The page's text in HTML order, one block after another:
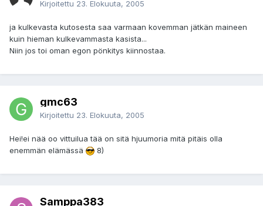
Kirjoitettu 23. Elokuuta, 2005
ja kulkevasta kutosesta saa varmaan kovemman jätkän maineen
kuin hieman kulkevammasta kasista...
Niin jos toi oman egon pönkitys kiinnostaa.
gmc63
Kirjoitettu 23. Elokuuta, 2005
Hei!ei nää oo vittuilua tää on sitä hjuumoria mitä pitäis olla
enemmän elämässä
8)
Samppa383